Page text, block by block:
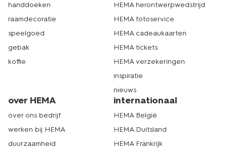
handdoeken
raamdecoratie
speelgoed
gebak
koffie
HEMA herontwerpwedstrijd
HEMA fotoservice
HEMA cadeaukaarten
HEMA tickets
HEMA verzekeringen
inspiratie
nieuws
over HEMA
over ons bedrijf
werken bij HEMA
duurzaamheid
internationaal
HEMA België
HEMA Duitsland
HEMA Frankrijk